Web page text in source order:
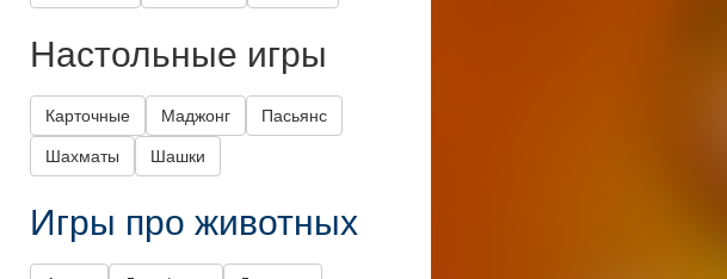
Настольные игры
Карточные Маджонг Пасьянс
Шахматы Шашки
Игры про животных